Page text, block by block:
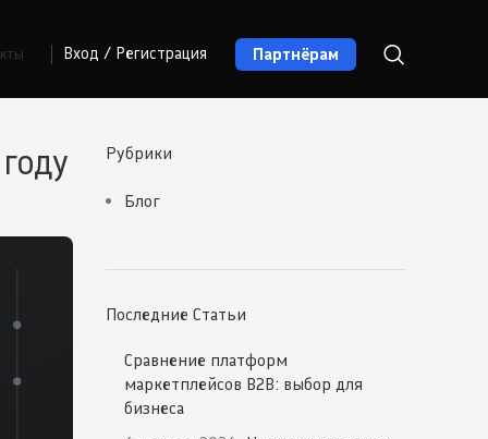
Вход / Регистрация Партнёрам
Рубрики
Блог
Последние Статьи
Сравнение платформ
маркетплейсов B2B: выбор для
бизнеса